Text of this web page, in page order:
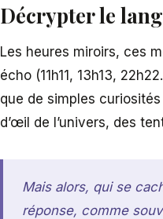
Décrypter le
Les heures miroirs, ces
écho (11h11, 13h13,
que de simples
d’œil de l’univers, des
Mais alors, qui se
réponse, comme